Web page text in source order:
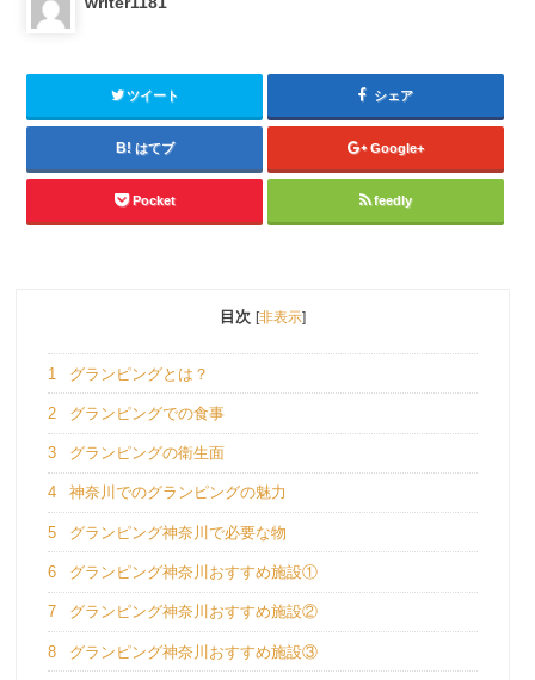
ツイート シェア
はてブ Google+
Pocket feedly
目次 [非表示]
1 グランピングとは？
2 グランピングでの食事
3 グランピングの衛生面
4 神奈川でのグランピングの魅力
5 グランピング神奈川で必要な物
6 グランピング神奈川おすすめ施設①
7 グランピング神奈川おすすめ施設②
8 グランピング神奈川おすすめ施設③